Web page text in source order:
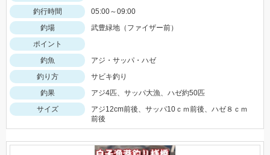
釣行時間
05:00～09:00
釣場
武豊緑地（ファイザー前）
ポイント
釣魚
アジ・サッパ・ハゼ
釣り方
サビキ釣り
釣果
アジ4匹、サッパ大漁、ハゼ約50匹
サイズ
アジ12cm前後、サッパ10ｃｍ前後、ハゼ８ｃｍ
前後